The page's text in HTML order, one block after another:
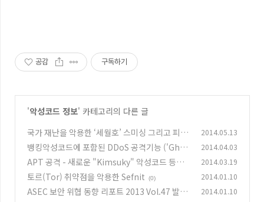
공감 구독하기
'악성코드 정보' 카테고리의 다른 글
국가 재난을 악용한 ‘세월호’ 스미싱 그리고 피싱
(2)
2014.05.13
뱅킹악성코드에 포함된 DDoS 공격기능 ('Gh0s
t' 3.75 버전)
(0)
2014.04.03
APT 공격 - 새로운 "Kimsuky" 악성코드 등장
(0)
2014.03.19
토르(Tor) 취약점을 악용한 Sefnit (0) 2014.01.10
ASEC 보안 위협 동향 리포트 2013 Vol.47 발간 2014.01.10